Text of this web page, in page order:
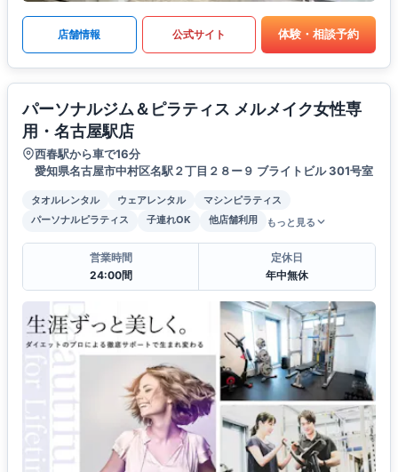
店舗情報 公式サイト 体験・相談予約
パーソナルジム＆ピラティス メルメイク女性専
用・名古屋駅店
西春駅から車で16分
愛知県名古屋市中村区名駅２丁目２８ー９ ブライトビル 301号室
タオルレンタル ウェアレンタル
マシンピラティス
パーソナルピラティス
子連れOK 他店舗利用 もっと見る
営業時間
24:00間
定休日
年中無休